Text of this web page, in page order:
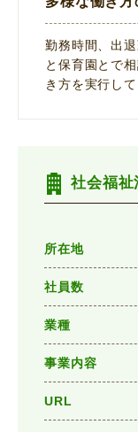
勤務時間、出
と保育園とで
き方を実行して
社会福
所在地
社員数
業種
事業内容
URL